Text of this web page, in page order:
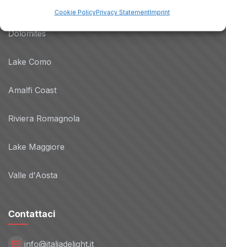
Cookie PolicyPrivacy StatementImprint
Dolomites
Lake Como
Amalfi Coast
Riviera Romagnola
Lake Maggiore
Valle d'Aosta
Contattaci
info@italiadelight.it